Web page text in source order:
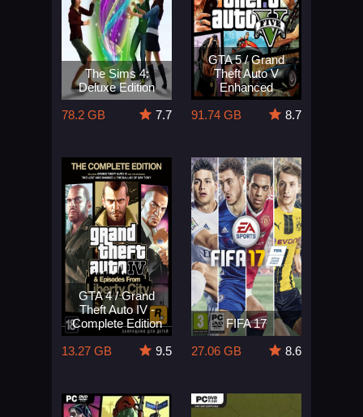
The Sims 4:
Deluxe Edition
78.2 GB
7.7
GTA 5 / Grand
Theft Auto V
Enhanced
91.74 GB
8.7
GTA 4 / Grand
Theft Auto IV -
Complete Edition
13.27 GB
9.5
FIFA 17
27.06 GB
8.6